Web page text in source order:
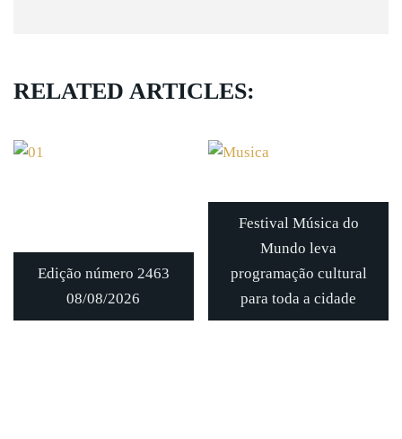
RELATED ARTICLES:
Edição número 2463
08/08/2026
Festival Música do
Mundo leva
programação cultural
para toda a cidade